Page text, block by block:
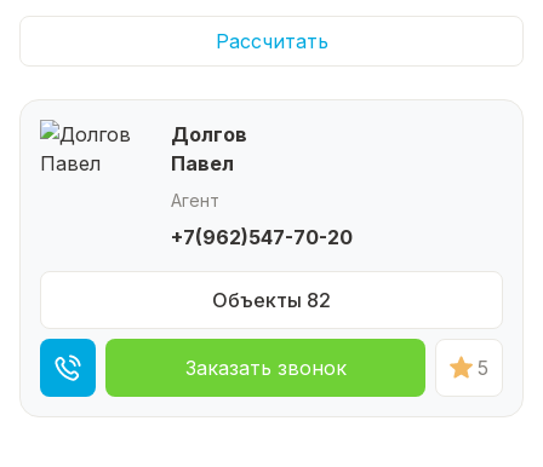
Рассчитать
Долгов
Павел
Агент
+7(962)547-70-20
Объекты 82
Заказать звонок 5